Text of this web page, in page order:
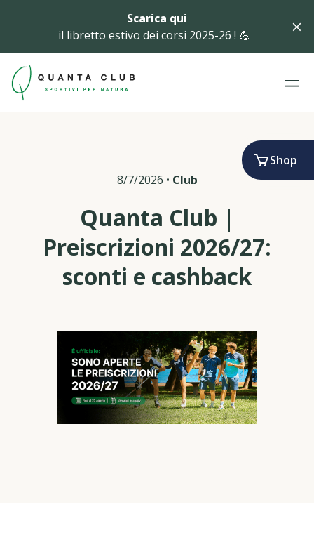
Scarica qui
il libretto estivo dei corsi 2025-26 ! 💪
Shop
8/7/2026 • Club
Quanta Club |
Preiscrizioni 2026/27:
sconti e cashback